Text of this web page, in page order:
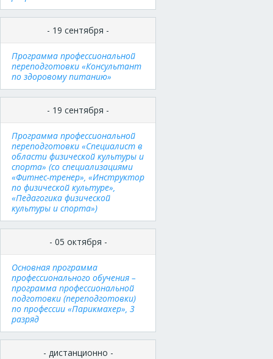
- 19 сентября -
Программа профессиональной
переподготовки «Консультант
по здоровому питанию»
- 19 сентября -
Программа профессиональной
переподготовки «Специалист в
области физической культуры и
спорта» (со специализациями
«Фитнес-тренер», «Инструктор
по физической культуре»,
«Педагогика физической
культуры и спорта»)
- 05 октября -
Основная программа
профессионального обучения –
программа профессиональной
подготовки (переподготовки)
по профессии «Парикмахер», 3
разряд
- дистанционно -